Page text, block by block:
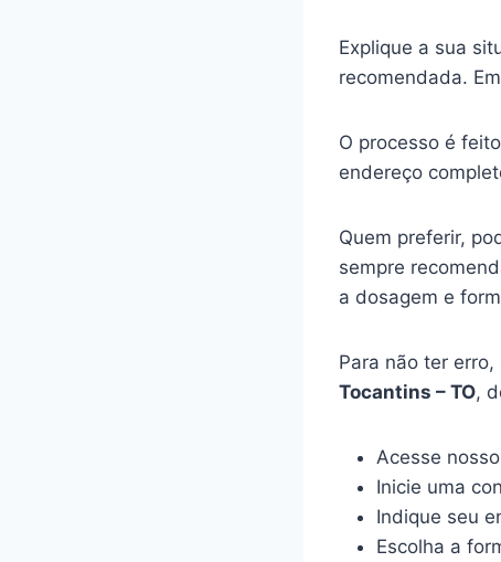
Explique a sua
recomendada.
O processo é
endereço
Quem preferir,
sempre
a dosagem e
Para não ter
Tocantins – TO,
Acesse
Inicie uma
Indique seu
Escolha a